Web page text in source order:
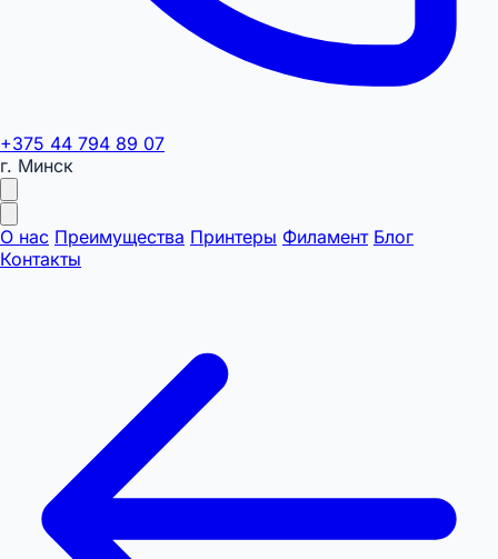
+375 44 794 89 07
г. Минск
О нас Преимущества Принтеры Филамент Блог
Контакты